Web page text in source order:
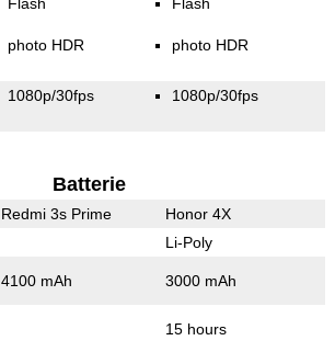
photo HDR photo HDR
1080p/30fps 1080p/30fps
Batterie
Redmi 3s Prime Honor 4X
Li-Poly
4100 mAh 3000 mAh
15 hours